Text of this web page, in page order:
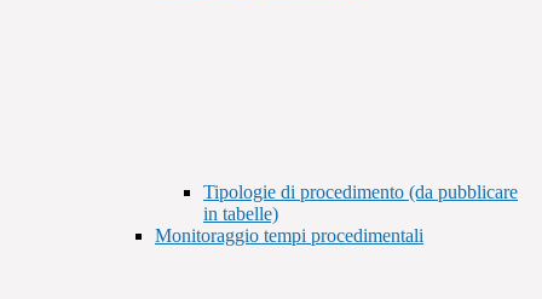
Tipologie di procedimento (da pubblicare
in tabelle)
Monitoraggio tempi procedimentali